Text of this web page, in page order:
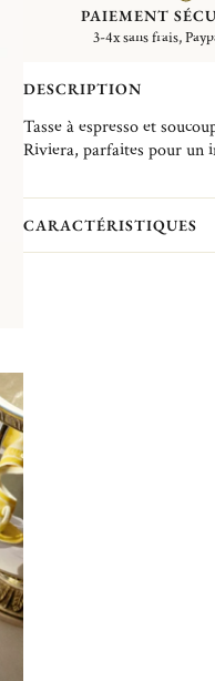
PAIEMENT
3-4x sans frais,
DESCRIPTION
Tasse à espresso et
Riviera, parfaites pour un
Malmaison Riviera
Malmaison de Christofle,
CARACTÉRISTIQUES